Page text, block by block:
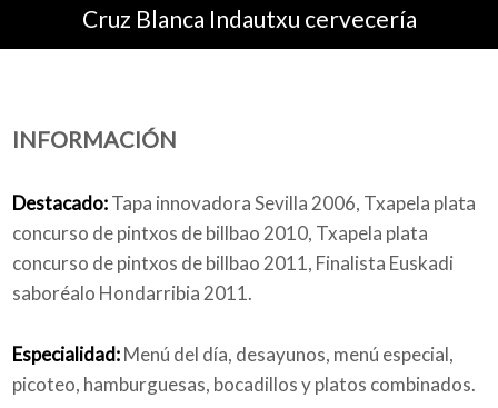
Planes
Blog
Cruz Blanca Indautxu cervecería
INFORMACIÓN
Destacado:Tapa innovadora Sevilla 2006, Txapela plata
concurso de pintxos de billbao 2010, Txapela plata
concurso de pintxos de billbao 2011, Finalista Euskadi
saboréalo Hondarribia 2011.
Especialidad:Menú del día, desayunos, menú especial,
picoteo, hamburguesas, bocadillos y platos combinados.